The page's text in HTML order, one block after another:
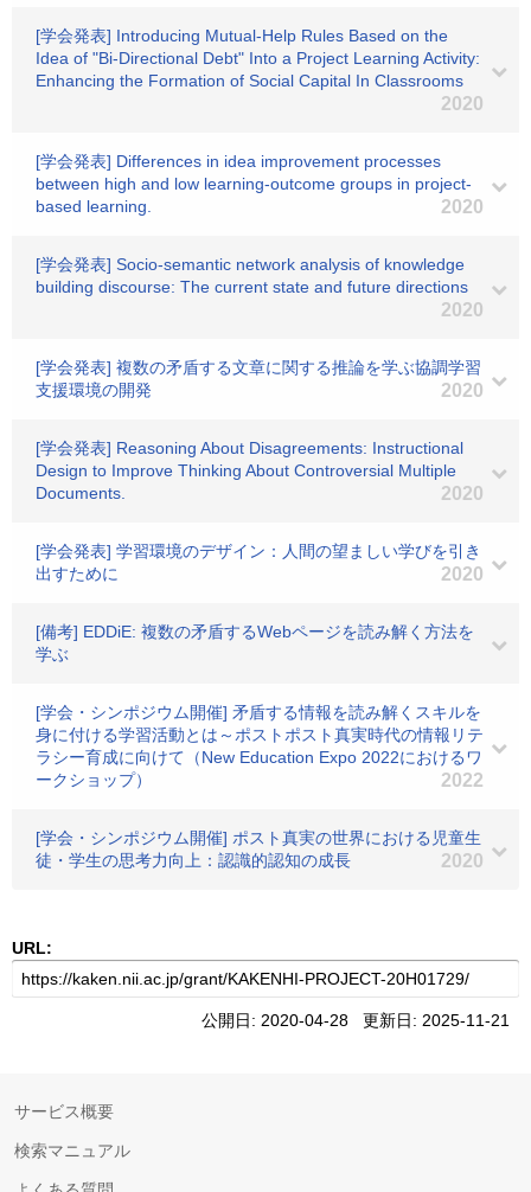
[学会発表] Introducing Mutual-Help Rules Based on the
Idea of "Bi-Directional Debt" Into a Project Learning Activity:
Enhancing the Formation of Social Capital In Classrooms
2020
[学会発表] Differences in idea improvement processes
between high and low learning-outcome groups in project-
based learning.
2020
[学会発表] Socio-semantic network analysis of knowledge
building discourse: The current state and future directions
2020
[学会発表] 複数の矛盾する文章に関する推論を学ぶ協調学習
支援環境の開発
2020
[学会発表] Reasoning About Disagreements: Instructional
Design to Improve Thinking About Controversial Multiple
Documents.
2020
[学会発表] 学習環境のデザイン：人間の望ましい学びを引き
出すために
2020
[備考] EDDiE: 複数の矛盾するWebページを読み解く方法を
学ぶ
[学会・シンポジウム開催] 矛盾する情報を読み解くスキルを
身に付ける学習活動とは～ポストポスト真実時代の情報リテ
ラシー育成に向けて（New Education Expo 2022におけるワ
ークショップ）
2022
[学会・シンポジウム開催] ポスト真実の世界における児童生
徒・学生の思考力向上：認識的認知の成長
2020
URL:
公開日: 2020-04-28 更新日: 2025-11-21
サービス概要
検索マニュアル